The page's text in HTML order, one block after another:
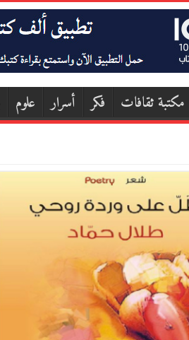
مكتبة ثقافات فكر أسرار علوم